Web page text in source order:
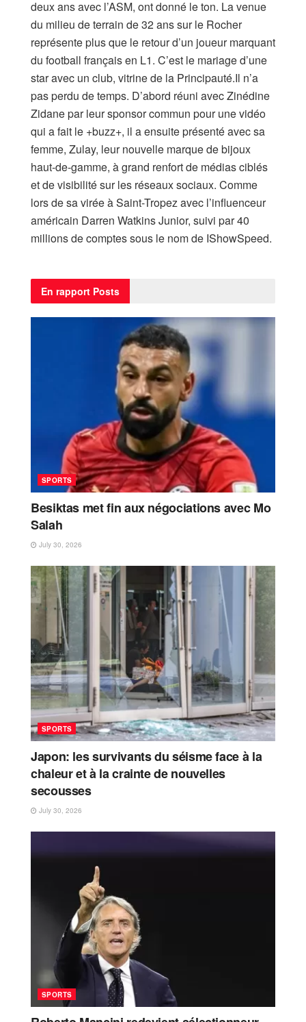
deux ans avec l’ASM, ont donné le ton. La venue
du milieu de terrain de 32 ans sur le Rocher
représente plus que le retour d’un joueur marquant
du football français en L1. C’est le mariage d’une
star avec un club, vitrine de la Principauté.Il n’a
pas perdu de temps. D’abord réuni avec Zinédine
Zidane par leur sponsor commun pour une vidéo
qui a fait le +buzz+, il a ensuite présenté avec sa
femme, Zulay, leur nouvelle marque de bijoux
haut-de-gamme, à grand renfort de médias ciblés
et de visibilité sur les réseaux sociaux. Comme
lors de sa virée à Saint-Tropez avec l’influenceur
américain Darren Watkins Junior, suivi par 40
millions de comptes sous le nom de IShowSpeed.
En rapport Posts
SPORTS
Besiktas met fin aux négociations avec Mo
Salah
July 30, 2026
SPORTS
Japon: les survivants du séisme face à la
chaleur et à la crainte de nouvelles
secousses
July 30, 2026
SPORTS